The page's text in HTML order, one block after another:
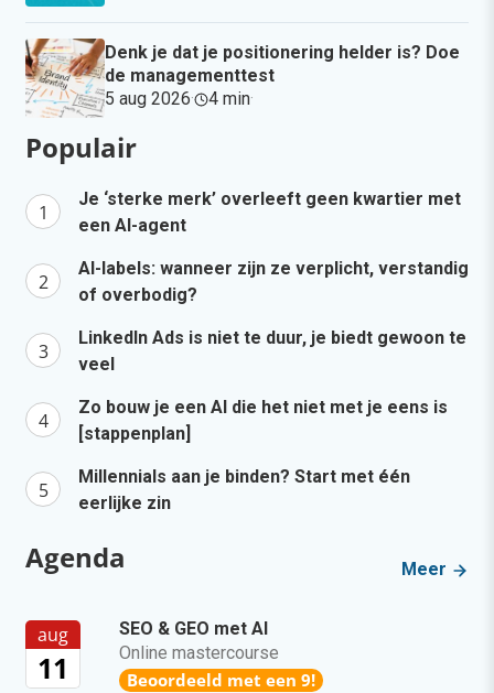
Denk je dat je positionering helder is? Doe
de managementtest
5 aug 2026· 4 min·
Populair
Je ‘sterke merk’ overleeft geen kwartier met
een AI-agent
AI-labels: wanneer zijn ze verplicht, verstandig
of overbodig?
LinkedIn Ads is niet te duur, je biedt gewoon te
veel
Zo bouw je een AI die het niet met je eens is
[stappenplan]
Millennials aan je binden? Start met één
eerlijke zin
Agenda Meer
aug
11
SEO & GEO met AI
Online mastercourse
Beoordeeld met een 9!